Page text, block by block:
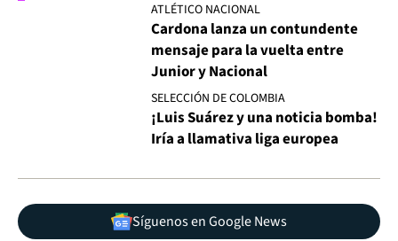
ATLÉTICO NACIONAL
Cardona lanza un contundente
mensaje para la vuelta entre
Junior y Nacional
SELECCIÓN DE COLOMBIA
¡Luis Suárez y una noticia bomba!
Iría a llamativa liga europea
Síguenos en Google News